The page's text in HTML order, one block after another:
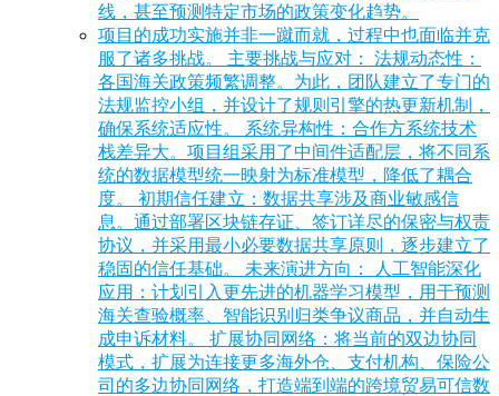
线，甚至预测特定市场的政策变化趋势。
项目的成功实施并非一蹴而就，过程中也面临并克
服了诸多挑战。 主要挑战与应对： 法规动态性：
各国海关政策频繁调整。为此，团队建立了专门的
法规监控小组，并设计了规则引擎的热更新机制，
确保系统适应性。 系统异构性：合作方系统技术
栈差异大。项目组采用了中间件适配层，将不同系
统的数据模型统一映射为标准模型，降低了耦合
度。 初期信任建立：数据共享涉及商业敏感信
息。通过部署区块链存证、签订详尽的保密与权责
协议，并采用最小必要数据共享原则，逐步建立了
稳固的信任基础。 未来演进方向： 人工智能深化
应用：计划引入更先进的机器学习模型，用于预测
海关查验概率、智能识别归类争议商品，并自动生
成申诉材料。 扩展协同网络：将当前的双边协同
模式，扩展为连接更多海外仓、支付机构、保险公
司的多边协同网络，打造端到端的跨境贸易可信数